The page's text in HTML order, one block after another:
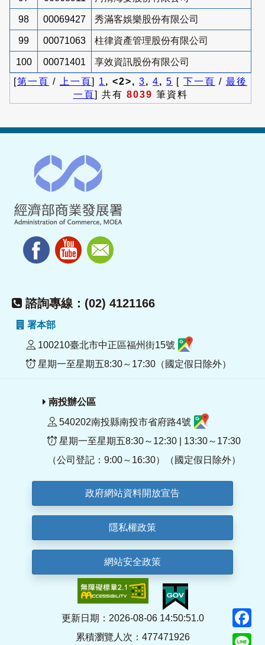
98 00069427 秀滿客娛樂股份有限公司
99 00071063 柱律資產管理股份有限公司
100 00071401
享效資訊股份有限公司
[第一頁 / 上一頁] 1 , <2>, 3, 4, 5 [ 下一頁 / 最後
一頁] 共有 8039 筆資料
諮詢專線：(02) 4121166
署本部
100210臺北市中正區福州街15號
星期一至星期五8:30～17:30（國定假日除外）
南投辦公區
540202南投縣南投市省府路4號
星期一至星期五8:30～12:30 | 13:30～17:30
（公司登記：9:00～16:30）（國定假日除外）
政府網站資料開放宣告
隱私權政策
網站安全政策
更新日期：2026-08-06 14:50:51.0
累積瀏覽人次：477471926